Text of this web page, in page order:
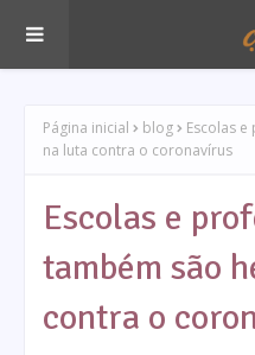
Página inicial blog
Escolas
na luta contra o coronavírus
Escolas e
também são
contra o